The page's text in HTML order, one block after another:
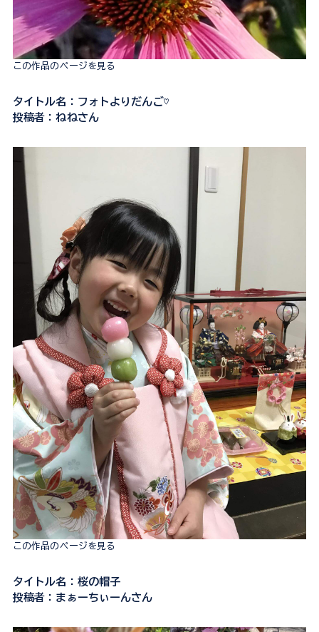
この作品のページを見る
タイトル名：フォトよりだんご♡
投稿者：ねねさん
この作品のページを見る
タイトル名：桜の帽子
投稿者：まぁーちぃーんさん